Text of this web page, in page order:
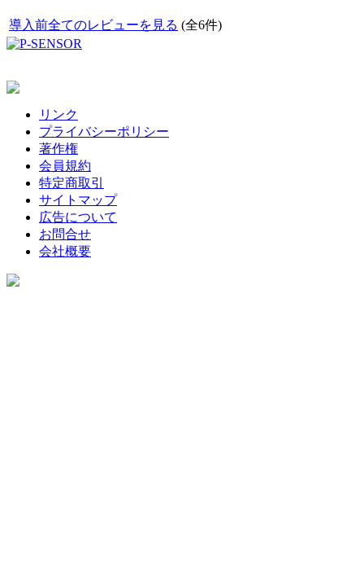
導入前全てのレビューを見る (全6件)
リンク
プライバシーポリシー
著作権
会員規約
特定商取引
サイトマップ
広告について
お問合せ
会社概要